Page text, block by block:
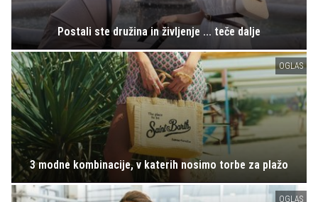
Postali ste družina in življenje ... teče dalje
OGLAS
3 modne kombinacije, v katerih nosimo torbe za plažo
OGLAS